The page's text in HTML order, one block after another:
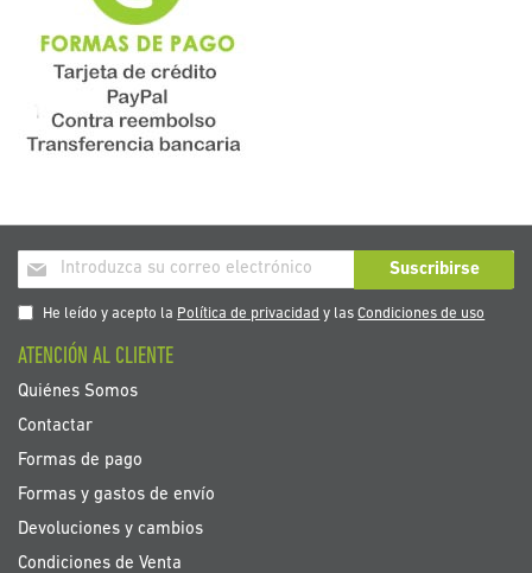
Inscríbase
a
nuestro
de
noticias:
Suscribirse
He leído y acepto la Política de privacidad y lasCondiciones de uso
ATENCIÓN AL CLIENTE
Quiénes Somos
Contactar
Formas de pago
Formas y gastos de envío
Devoluciones y cambios
Condiciones de Venta